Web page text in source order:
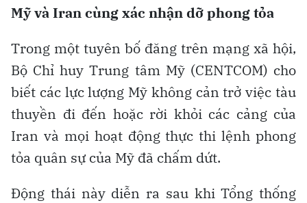
Mỹ và Iran cùng xác nhận dỡ phong tỏa
Trong một tuyên bố đăng trên mạng xã hội,
Bộ Chỉ huy Trung tâm Mỹ (CENTCOM) cho
biết các lực lượng Mỹ không cản trở việc tàu
thuyền đi đến hoặc rời khỏi các cảng của
Iran và mọi hoạt động thực thi lệnh phong
tỏa quân sự của Mỹ đã chấm dứt.
Động thái này diễn ra sau khi Tổng thống